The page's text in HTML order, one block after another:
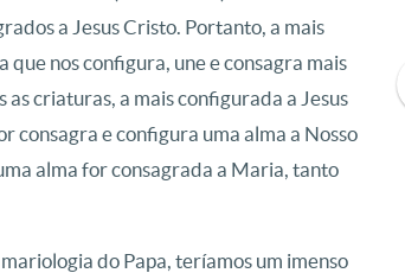
a Jesus Cristo. Portanto, a mais
nos configura, une e consagra mais
criaturas, a mais configurada a Jesus
consagra e configura uma alma a Nosso
alma for consagrada a Maria, tanto
do Papa, teríamos um imenso
Livro O Padre: A História De